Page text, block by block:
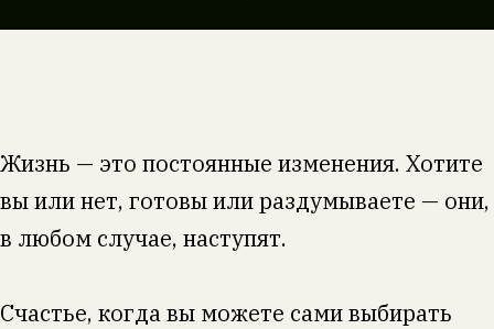
Жизнь — это постоянные изменения. Хотите
вы или нет, готовы или раздумываете — они,
в любом случае, наступят.
Счастье, когда вы можете сами выбирать